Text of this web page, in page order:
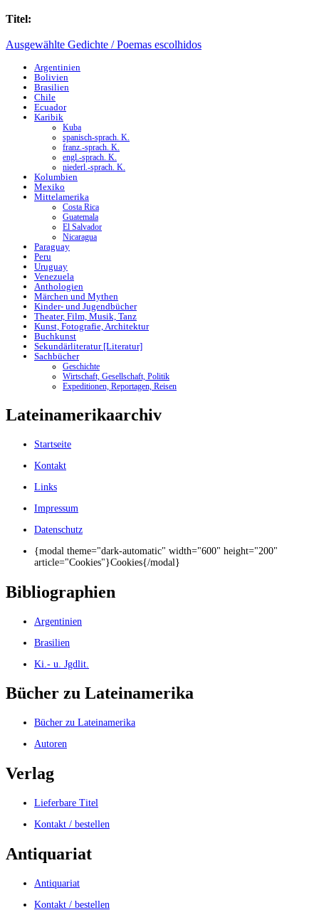
Titel:
Ausgewählte Gedichte / Poemas escolhidos
Argentinien
Bolivien
Brasilien
Chile
Ecuador
Karibik
Kuba
spanisch-sprach. K.
franz.-sprach. K.
engl.-sprach. K.
niederl.-sprach. K.
Kolumbien
Mexiko
Mittelamerika
Costa Rica
Guatemala
El Salvador
Nicaragua
Paraguay
Peru
Uruguay
Venezuela
Anthologien
Märchen und Mythen
Kinder- und Jugendbücher
Theater, Film, Musik, Tanz
Kunst, Fotografie, Architektur
Buchkunst
Sekundärliteratur [Literatur]
Sachbücher
Geschichte
Wirtschaft, Gesellschaft, Politik
Expeditionen, Reportagen, Reisen
Lateinamerikaarchiv
Startseite
Kontakt
Links
Impressum
Datenschutz
{modal theme="dark-automatic" width="600" height="200"
article="Cookies"}Cookies{/modal}
Bibliographien
Argentinien
Brasilien
Ki.- u. Jgdlit.
Bücher zu Lateinamerika
Bücher zu Lateinamerika
Autoren
Verlag
Lieferbare Titel
Kontakt / bestellen
Antiquariat
Antiquariat
Kontakt / bestellen